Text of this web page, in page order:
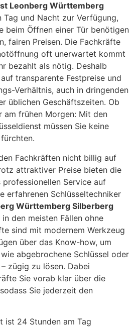
Leonberg Württemberg
Tag und Nacht zur Verfügung,
beim Öffnen einer Tür benötigen
fairen Preisen. Die Fachkräfte
oft unerwartet kommt
bezahlt als nötig. Deshalb
transparente Festpreise und
Verhältnis, auch in dringenden
üblichen Geschäftszeiten. Ob
am frühen Morgen: Mit den
müssen Sie keine
Fachkräften nicht billig auf
attraktiver Preise bieten die
Service auf
erfahrenen Schlüsseltechniker
Württemberg Silberberg
den meisten Fällen ohne
sind mit modernem Werkzeug
über das Know-how, um
abgebrochene Schlüssel oder
zügig zu lösen. Dabei
Sie vorab klar über die
Sie jederzeit den
ist 24 Stunden am Tag